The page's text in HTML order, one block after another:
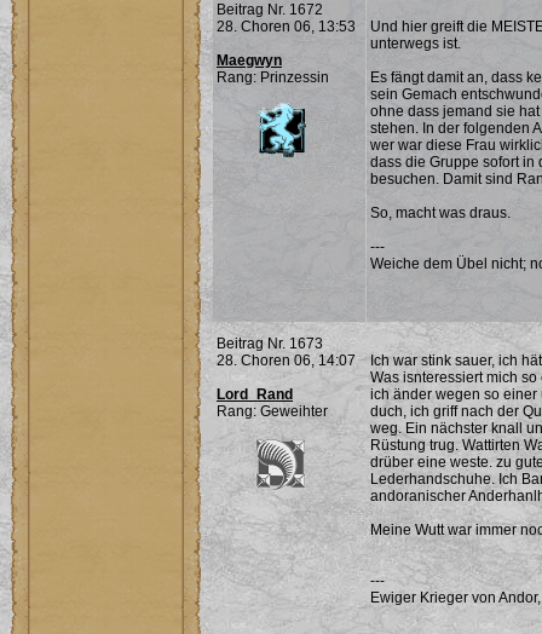
Beitrag Nr. 1672
28. Choren 06, 13:53
Maegwyn
Rang: Prinzessin
Und hier greift die
unterwegs ist.
Es fängt damit an, dass
sein Gemach
ohne dass jemand sie
stehen. In der folgenden
wer war diese Frau
dass die Gruppe sofort in
besuchen. Damit sind
So, macht was draus.
---
Weiche dem Übel nicht;
Beitrag Nr. 1673
28. Choren 06, 14:07
Lord_Rand
Rang: Geweihter
Ich war stink sauer, ich
Was isnteressiert mich
ich änder wegen so
duch, ich griff nach der
weg. Ein nächster knall
Rüstung trug. Wattirten
drüber eine weste. zu
Lederhandschuhe. Ich
andoranischer
Meine Wutt war immer
---
Ewiger Krieger von